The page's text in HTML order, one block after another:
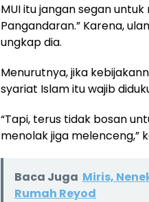
MUI itu jangan segan
Pangandaran.” Karena,
ungkap dia.
Menurutnya, jika
syariat Islam itu wajib
“Tapi, terus tidak bosan
menolak jiga melenceng,”
Baca Juga Miris,
Rumah Reyod